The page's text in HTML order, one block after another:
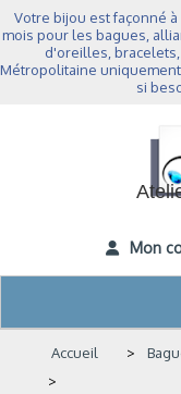
Votre bijou est façonné
mois pour les bagues,
d'oreilles,
Métropolitaine
si
Mon
Accueil
Panneau de gestion des